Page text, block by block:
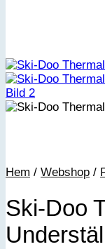
Hem / Webshop /
Ski-Doo